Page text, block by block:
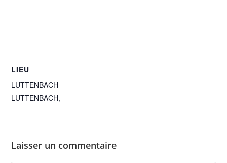
LIEU
LUTTENBACH
LUTTENBACH,
Laisser un commentaire